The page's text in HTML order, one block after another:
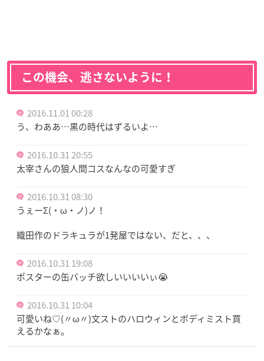
この機会、逃さないように！
2016.11.01 00:28
う、わああ…黒の時代はずるいよ…
2016.10.31 20:55
太宰さんの狼人間コスなんなの可愛すぎ
2016.10.31 08:30
うぇーΣ(・ω・ノ)ノ！
織田作のドラキュラが1発屋ではない、だと、、、
2016.10.31 19:08
ポスターの缶バッチ欲しいいいいぃ😭
2016.10.31 10:04
可愛いね♡(〃ω〃)文ストのハロウィンとボディミスト買
えるかなぁ。